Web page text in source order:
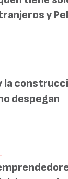
y
la
despegan